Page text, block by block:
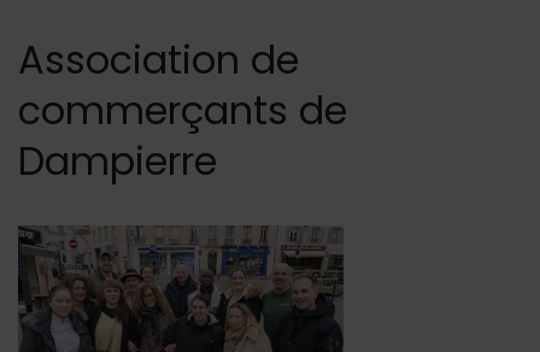
Association de
commerçants de
Dampierre